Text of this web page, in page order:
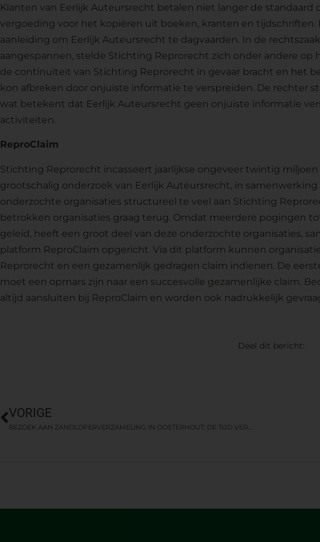
Klanten van Eerlijk Auteursrecht betalen niet langer de
vergoeding voor het kopiëren uit boeken, kranten en tijdschriften.
aanleiding om Eerlijk Auteursrecht te dagvaarden. In de
aangespannen, stelde Stichting Reprorecht zich onder andere
de continuïteit van Stichting Reprorecht in gevaar bracht en het
kon afbreken door onjuiste informatie te verspreiden. De rechter
wat betekent dat Eerlijk Auteursrecht geen onjuiste informatie
activiteiten.
ReproClaim
Stichting Reprorecht incasseert jaarlijkse ongeveer twintig miljoen
grootschalig onderzoek van Eerlijk Auteursrecht, in
onderzochte organisaties structureel te veel aan Stichting
betrokken organisaties graag terug. Omdat meerdere pogingen
geleid, heeft een groot deel van deze onderzochte organisaties,
platform ReproClaim opgericht. Via dit platform kunnen
Reprorecht en een gezamenlijk gedragen claim indienen. De
moet een opmars zijn naar een succesvolle gezamenlijke claim.
altijd aansluiten bij ReproClaim en worden ook nadrukkelijk
Deel dit bericht:
VORIGE
BEZOEK AAN ZANDLOPERVERZAMELING IN OOSTERHOUT: DE TIJD VERGLIJDT…